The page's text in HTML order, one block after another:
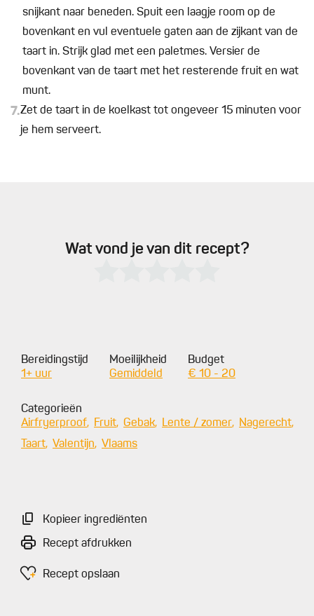
snijkant naar beneden. Spuit een laagje room op de
bovenkant en vul eventuele gaten aan de zijkant van de
taart in. Strijk glad met een paletmes. Versier de
bovenkant van de taart met het resterende fruit en wat
munt.
7.Zet de taart in de koelkast tot ongeveer 15 minuten voor
je hem serveert.
Wat vond je van dit recept?
Bereidingstijd
1+ uur
Moeilijkheid
Gemiddeld
Budget
€ 10 - 20
Categorieën
Airfryerproof
Fruit Gebak Lente / zomer
Nagerecht
Taart
Valentijn Vlaams
Kopieer ingrediënten
Recept afdrukken
Recept opslaan